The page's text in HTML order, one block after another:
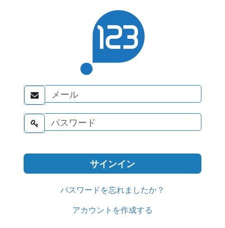


パスワードを忘れましたか？
アカウントを作成する